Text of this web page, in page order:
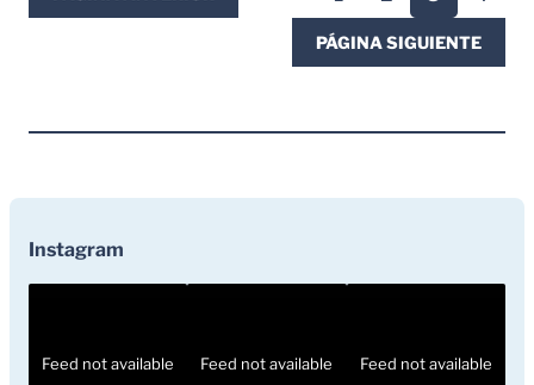
PÁGINA SIGUIENTE
Instagram
Feed not available Feed not available Feed not available